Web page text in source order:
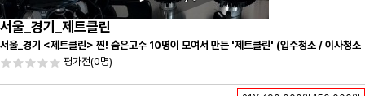
서울_경기_제트클린
서울_경기 <제트클린> 찐! 숨은고수 10명이 모여서 만든 '제트클린' (입주청소 / 이사청소
/ 줄눈시공) 항상 꼼꼼하게 친절하게 응대하겠습니다^-^
평가전(0명)